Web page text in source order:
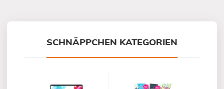
SCHNÄPPCHEN KATEGORIEN